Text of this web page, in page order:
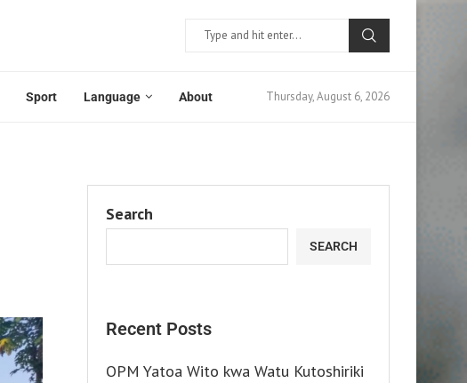
Sport Language About Thursday, August 6, 2026
Search
SEARCH
Recent Posts
OPM Yatoa Wito kwa Watu Kutoshiriki